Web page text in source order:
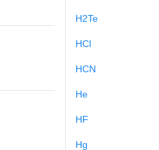
H2Te
HCl
HCN
He
HF
Hg